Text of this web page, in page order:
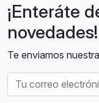
¡Enteráte
novedades!
Te enviamos